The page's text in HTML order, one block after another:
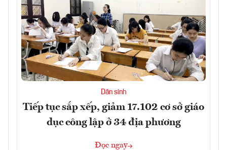
Dân sinh
Tiếp tục sắp xếp, giảm 17.102 cơ sở giáo
dục công lập ở 34 địa phương
Đọc ngay